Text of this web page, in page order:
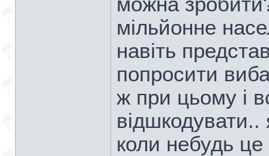
мільйонне
навіть
попросити
ж при цьому і
коли небудь це